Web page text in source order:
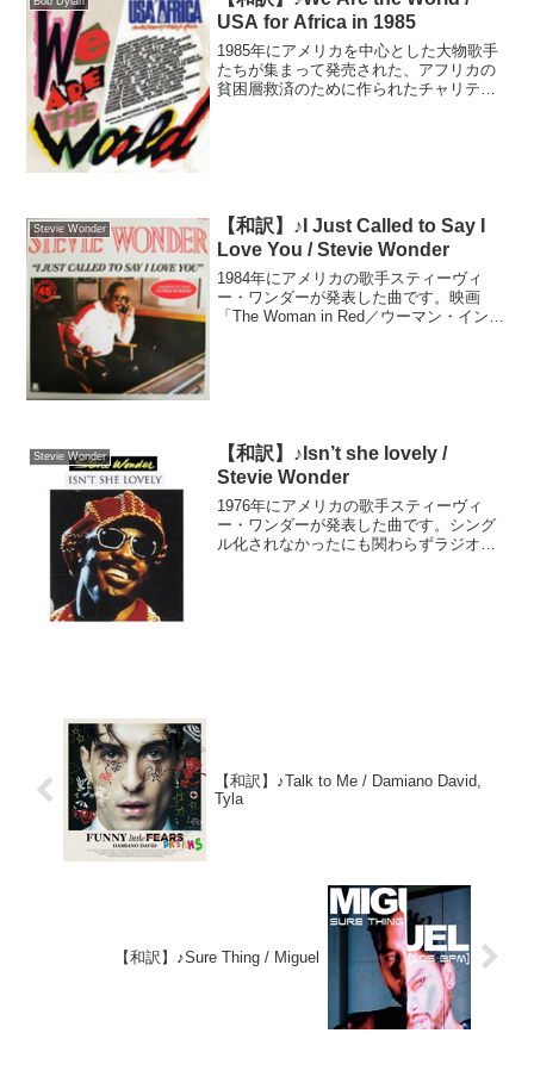
ーの担当者が「不...
USA for Africa in 1985
1985年にアメリカを中心とした大物歌手
たちが集まって発売された、アフリカの
貧困層救済のために作られたチャリティ
Stevie Wonder
【和訳】♪I Just Called to Say I
Love You / Stevie Wonder
1984年にアメリカの歌手スティーヴィ
ー・ワンダーが発表した曲です。映画
「The Woman in Red／ウーマン・イン・
Stevie Wonder
【和訳】♪Isn’t she lovely /
Stevie Wonder
1976年にアメリカの歌手スティーヴィ
ー・ワンダーが発表した曲です。シング
ル化されなかったにも関わらずラジオで
【和訳】♪Talk to Me / Damiano David,
Tyla
【和訳】♪Sure Thing / Miguel